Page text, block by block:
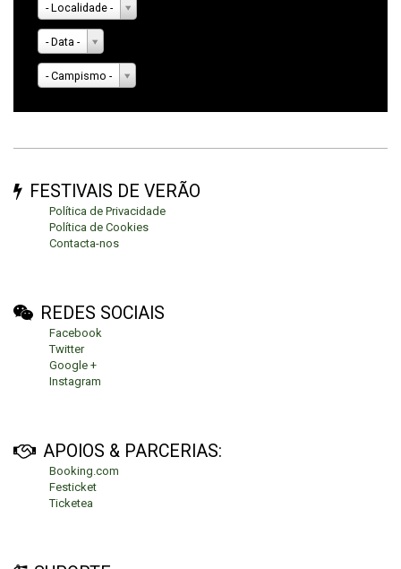
- Localidade -
- Data -
- Campismo -
FESTIVAIS DE VERÃO
Política de Privacidade
Política de Cookies
Contacta-nos
REDES SOCIAIS
Facebook
Twitter
Google +
Instagram
APOIOS & PARCERIAS:
Booking.com
Festicket
Ticketea